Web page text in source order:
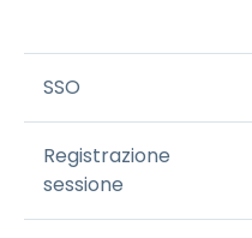
SSO
Registrazione
sessione